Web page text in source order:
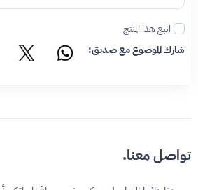
اتبع هذا المنتج
شارك الموضوع مع صديق:
تواصل معنا.